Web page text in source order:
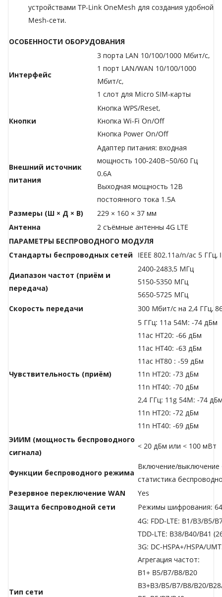
устройствами TP-Link OneMesh для создания удобной
Mesh-сети.
ОСОБЕННОСТИ ОБОРУДОВАНИЯ
Интерфейс
3 порта LAN 10/100/1000 Мбит/с,
1 порт LAN/WAN 10/100/1000
Мбит/с,
1 слот для Micro SIM-карты
Кнопки
Кнопка WPS/Reset,
Кнопка Wi-Fi On/Off
Кнопка Power On/Off
Внешний источник
питания
Адаптер питания: входная
мощность 100-240В~50/60 Гц
0.6A
Выходная мощность 12В
постоянного тока 1.5A
Размеры (Ш × Д × В)
229 × 160 × 37 мм
Антенна
2 съёмные антенны 4G LTE
ПАРАМЕТРЫ БЕСПРОВОДНОГО МОДУЛЯ
Стандарты беспроводных сетей
IEEE 802.11a/n/ac 5 ГГц,
Диапазон частот (приём и
передача)
2400-2483,5 МГц
5150-5350 МГц
5650-5725 МГц
Скороcть передачи
300 Мбит/с на 2,4 ГГц,
Чувствительность (приём)
5 ГГц: 11a 54M: -74 дБм
11ac HT20: -66 дБм
11ac HT40: -63 дБм
11ac HT80 : -59 дБм
11n HT20: -73 дБм
11n HT40: -70 дБм
2,4 ГГц: 11g 54M: -74
11n HT20: -72 дБм
11n HT40: -69 дБм
ЭИИМ (мощность беспроводного
сигнала)
< 20 дБм или < 100 мВт
Функции беспроводного режима
Включение/выключение
статистика
Резервное переключение WAN
Yes
Защита беспроводной сети
Режимы шифрования: 64/
Тип сети
4G: FDD-LTE: B1/B3/B5/
TDD-LTE: B38/B40/B41
3G: DC-HSPA+/HSPA/
Агрегация частот:
B1+ B5/B7/B8/B20
B3+B3/B5/B7/B8/B20/